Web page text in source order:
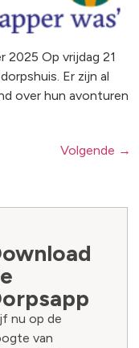
2025 Op vrijdag 21
Er zijn al
over hun avonturen
Volgende →
nu op de
van